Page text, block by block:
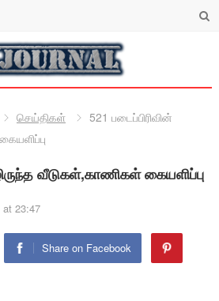
செய்திகள்
521 படைப்பிரிவின்
வீடுகள்,காணிகள் கையளிப்பு
at 23:47
Share on Facebook